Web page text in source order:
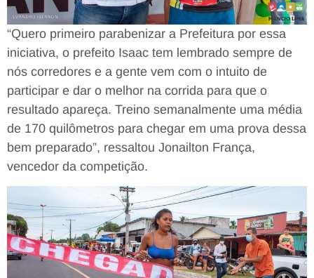
“Quero primeiro parabenizar a Prefeitura por essa
iniciativa, o prefeito Isaac tem lembrado sempre de
nós corredores e a gente vem com o intuito de
participar e dar o melhor na corrida para que o
resultado apareça. Treino semanalmente uma média
de 170 quilômetros para chegar em uma prova dessa
bem preparado”, ressaltou Jonailton França,
vencedor da competição.